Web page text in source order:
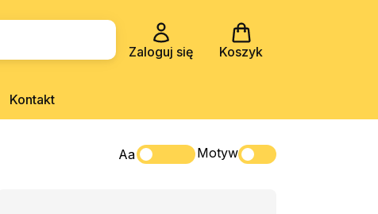
Zaloguj się Koszyk
Kontakt
Aa Motyw